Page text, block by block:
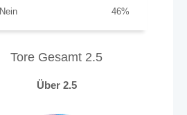
Nein
%
46
Tore Gesamt 2.5
Über 2.5